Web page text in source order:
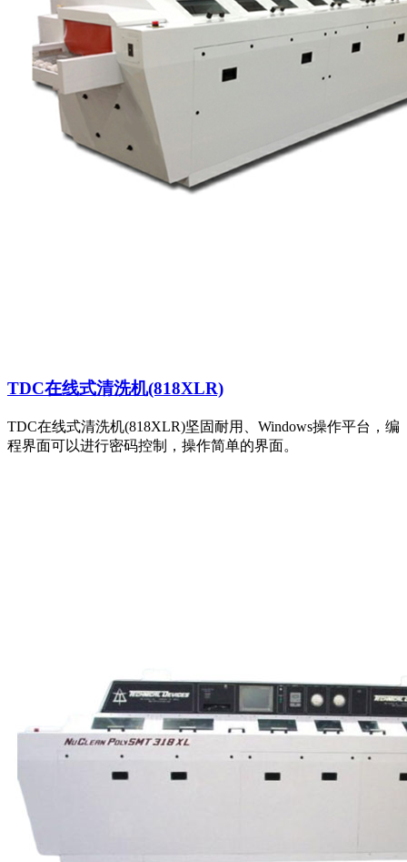
TDC在线式清洗机(818XLR)
TDC在线式清洗机(818XLR)坚固耐用、Windows操作平台，编
程界面可以进行密码控制，操作简单的界面。